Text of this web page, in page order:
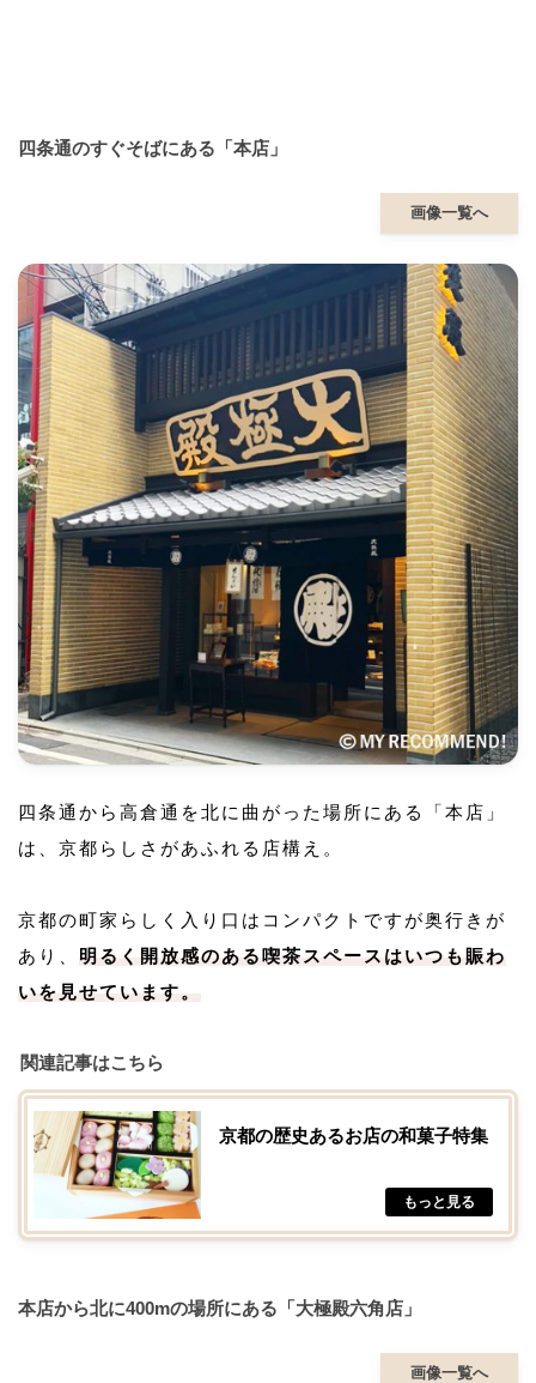
四条通のすぐそばにある「本店」
画像一覧へ
四条通から高倉通を北に曲がった場所にある「本店」
は、京都らしさがあふれる店構え。
京都の町家らしく入り口はコンパクトですが奥行きが
あり、 明るく開放感のある喫茶スペースはいつも賑わ
いを見せています。
関連記事はこちら
京都の歴史あるお店の和菓子特集
本店から北に400mの場所にある「大極殿六角店」
画像一覧へ